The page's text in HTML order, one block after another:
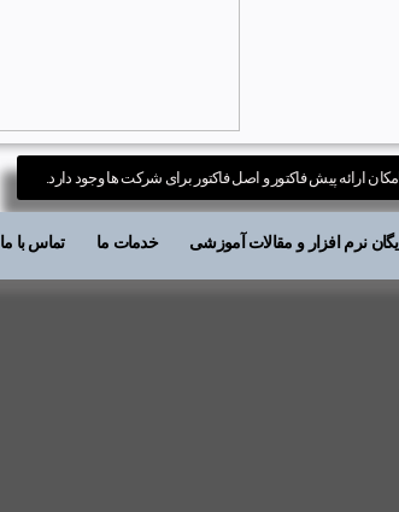
امکان ارائه پیش فاکتور و اصل فاکتور برای شرکت ها وجود دارد.
نرم افزار و مقالات آموزشی خدمات ما تماس با ما